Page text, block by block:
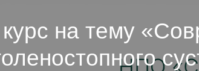
на тему